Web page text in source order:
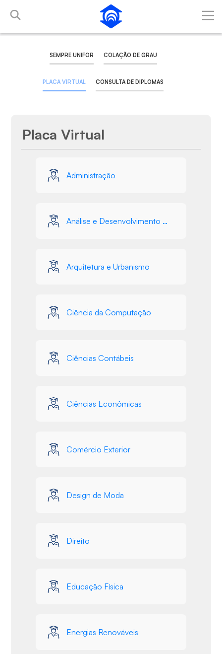
Pular para o Conteúdo principal
SEMPRE UNIFOR COLAÇÃO DE GRAU
PLACA VIRTUAL CONSULTA DE DIPLOMAS
Placa Virtual
Administração
Análise e Desenvolvimento de Sistemas
Arquitetura e Urbanismo
Ciência da Computação
Ciências Contábeis
Ciências Econômicas
Comércio Exterior
Design de Moda
Direito
Educação Física
Energias Renováveis